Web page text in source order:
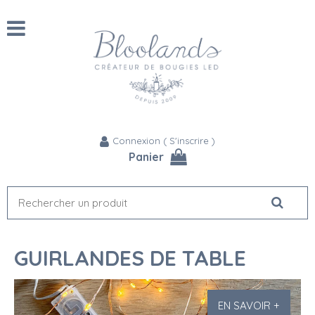
Connexion ( S'inscrire )
Panier
GUIRLANDES DE TABLE
EN SAVOIR +